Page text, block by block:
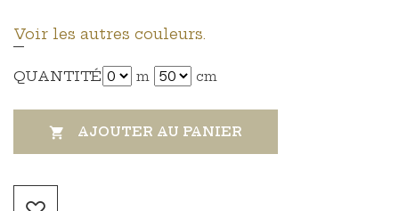
Voir les autres couleurs.
QUANTITÉ m cm
 AJOUTER AU PANIER